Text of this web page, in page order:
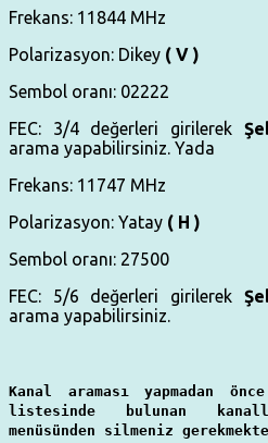
Frekans: 11844 MHz
Polarizasyon: Dikey ( V )
Sembol oranı: 02222
FEC: 3/4 değerleri girilerek
arama yapabilirsiniz. Yada
Frekans: 11747 MHz
Polarizasyon: Yatay ( H )
Sembol oranı: 27500
FEC: 5/6 değerleri girilerek
arama yapabilirsiniz.
Kanal araması yapmadan
listesinde bulunan
menüsünden silmeniz